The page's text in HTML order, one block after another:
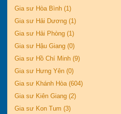
Gia sư Hòa Bình (1)
Gia sư Hải Dương (1)
Gia sư Hải Phòng (1)
Gia sư Hậu Giang (0)
Gia sư Hồ Chí Minh (9)
Gia sư Hưng Yên (0)
Gia sư Khánh Hòa (604)
Gia sư Kiên Giang (2)
Gia sư Kon Tum (3)